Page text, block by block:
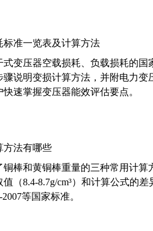
标准一览表及计算方法
变压器空载损耗、负载损耗的国
说明变损计算方法，并附电力变
速掌握变压器能效评估要点。
方法有哪些
铜棒和黄铜棒重量的三种常用计
（8.4-8.7g/cm³）和计算公式的
等国家标准。